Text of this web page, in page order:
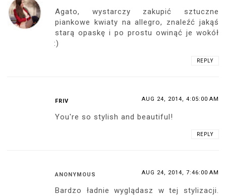
Agato, wystarczy zakupić sztuczne
piankowe kwiaty na allegro, znaleźć jakąś
starą opaskę i po prostu owinąć je wokół
:)
REPLY
FRIV AUG 24, 2014, 4:05:00 AM
You're so stylish and beautiful!
REPLY
ANONYMOUS AUG 24, 2014, 7:46:00 AM
Bardzo ładnie wyglądasz w tej stylizacji.